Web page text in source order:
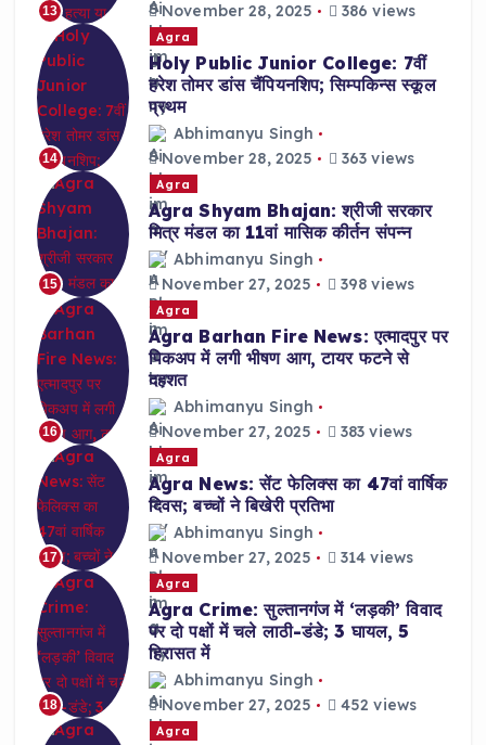
13 November 28, 2025 386 views
14
Agra
Holy Public Junior College: 7वीं
हरेश तोमर डांस चैंपियनशिप; सिम्पकिन्स स्कूल
प्रथम
Abhimanyu Singh
November 28, 2025
363 views
15
Agra
Agra Shyam Bhajan: श्रीजी सरकार
मित्र मंडल का 11वां मासिक कीर्तन संपन्न
Abhimanyu Singh
November 27, 2025
398 views
16
Agra
Agra Barhan Fire News: एत्मादपुर पर
पिकअप में लगी भीषण आग, टायर फटने से
दहशत
Abhimanyu Singh
November 27, 2025
383 views
17
Agra
Agra News: सेंट फेलिक्स का 47वां वार्षिक
दिवस; बच्चों ने बिखेरी प्रतिभा
Abhimanyu Singh
November 27, 2025
314 views
18
Agra
Agra Crime: सुल्तानगंज में ‘लड़की’ विवाद
पर दो पक्षों में चले लाठी-डंडे; 3 घायल, 5
हिरासत में
Abhimanyu Singh
November 27, 2025
452 views
Agra